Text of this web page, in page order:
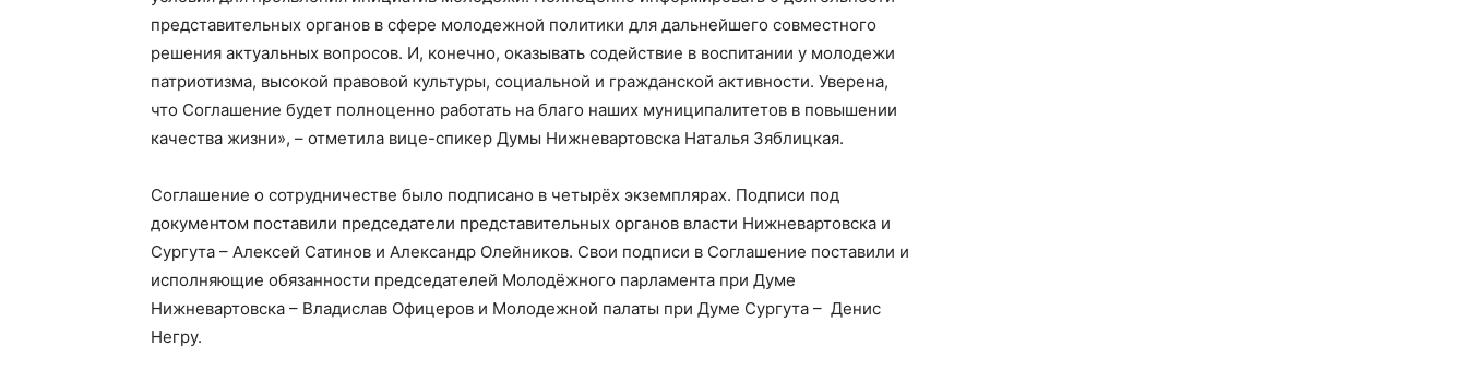
представительных органов в сфере молодежной политики для дальнейшего совместного
решения актуальных вопросов. И, конечно, оказывать содействие в воспитании у молодежи
патриотизма, высокой правовой культуры, социальной и гражданской активности. Уверена,
что Соглашение будет полноценно работать на благо наших муниципалитетов в повышении
качества жизни», – отметила вице-спикер Думы Нижневартовска Наталья Зяблицкая.
Соглашение о сотрудничестве было подписано в четырёх экземплярах. Подписи под
документом поставили председатели представительных органов власти Нижневартовска и
Сургута – Алексей Сатинов и Александр Олейников. Свои подписи в Соглашение поставили и
исполняющие обязанности председателей Молодёжного парламента при Думе
Нижневартовска – Владислав Офицеров и Молодежной палаты при Думе Сургута – Денис
Негру.